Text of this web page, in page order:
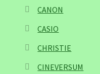
CANON
CASIO
CHRISTIE
CINEVERSUM